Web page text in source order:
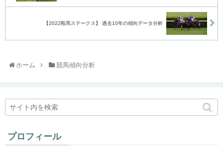
【2022鞍馬ステークス】 過去10年の傾向データ分析
ホーム 競馬傾向分析
プロフィール